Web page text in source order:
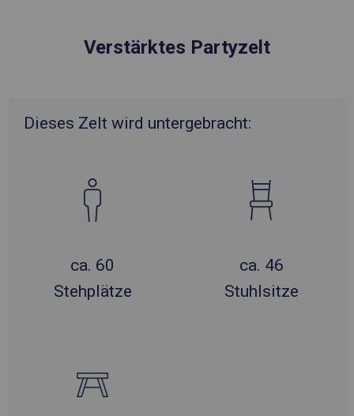
Verstärktes Partyzelt
Dieses Zelt wird untergebracht:
ca. 60
Stehplätze
ca. 46
Stuhlsitze